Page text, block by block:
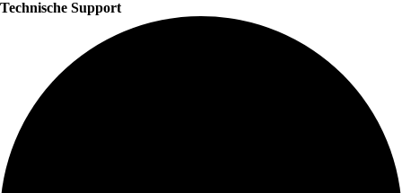
Technische Support